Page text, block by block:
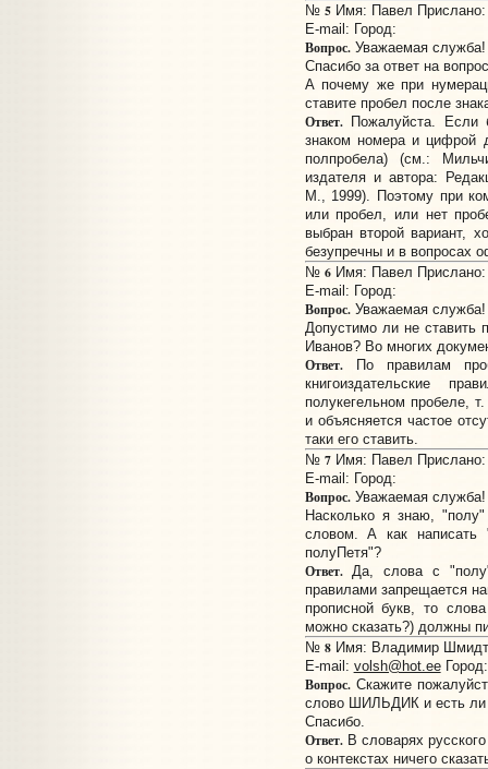
№ 5Имя: Павел Прислано:
E-mail: Город:
Вопрос.Уважаемая служба!
Спасибо за ответ на
А почему же при
ставите пробел после
Ответ.Пожалуйста. Если
знаком номера и цифрой
полпробела) (см.:
издателя и автора:
М., 1999). Поэтому при
или пробел, или нет
выбран второй вариант,
безупречны и в вопросах
№ 6Имя: Павел Прислано:
E-mail: Город:
Вопрос.Уважаемая служба!
Допустимо ли не
Иванов? Во многих
Ответ.По правилам
книгоиздательские
полукегельном пробеле,
и объясняется частое
таки его ставить.
№ 7Имя: Павел Прислано:
E-mail: Город:
Вопрос.Уважаемая служба!
Насколько я знаю,
словом. А как написать
полуПетя"?
Ответ.Да, слова с "полу"
правилами запрещается
прописной букв, то
можно сказать?) должны
№ 8Имя: Владимир Шмидт
E-mail: volsh@hot.ee
Вопрос.Скажите
слово ШИЛЬДИК и есть ли
Спасибо.
Ответ.В словарях
о контекстах ничего